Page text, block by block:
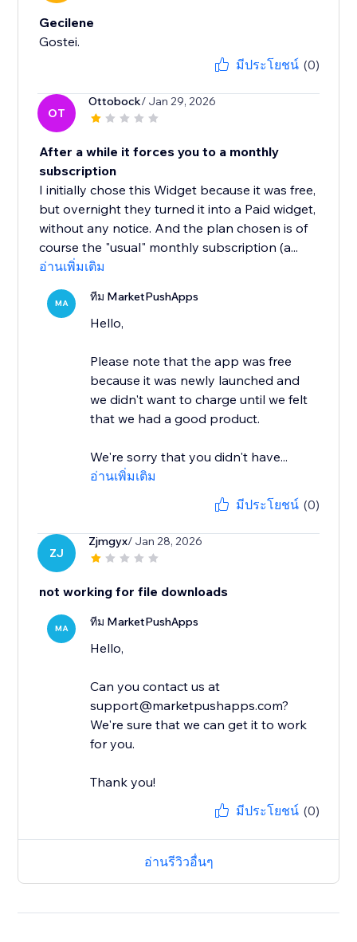
Gecilene
Gostei.
มีประโยชน์ (0)
OT
Ottobock/ Jan 29, 2026
After a while it forces you to a monthly
subscription
I initially chose this Widget because it was free,
but overnight they turned it into a Paid widget,
without any notice. And the plan chosen is of
course the "usual" monthly subscription (a...
อ่านเพิ่มเติม
MA ทีม MarketPushApps
Hello,
Please note that the app was free
because it was newly launched and
we didn't want to charge until we felt
that we had a good product.
We're sorry that you didn't have...
อ่านเพิ่มเติม
มีประโยชน์ (0)
ZJ
Zjmgyx/ Jan 28, 2026
not working for file downloads
MA ทีม MarketPushApps
Hello,
Can you contact us at
support@marketpushapps.com?
We're sure that we can get it to work
for you.
Thank you!
มีประโยชน์ (0)
อ่านรีวิวอื่นๆ